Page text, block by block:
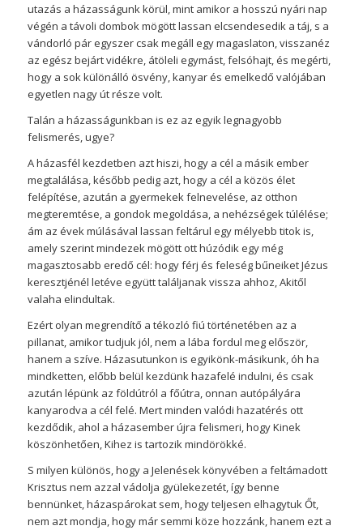
utazás a házasságunk körül, mint amikor a hosszú nyári nap
végén a távoli dombok mögött lassan elcsendesedik a táj, s a
vándorló pár egyszer csak megáll egy magaslaton, visszanéz
az egész bejárt vidékre, átöleli egymást, felsóhajt, és megérti,
hogy a sok különálló ösvény, kanyar és emelkedő valójában
egyetlen nagy út része volt.
Talán a házasságunkban is ez az egyik legnagyobb
felismerés, ugye?
A házasfél kezdetben azt hiszi, hogy a cél a másik ember
megtalálása, később pedig azt, hogy a cél a közös élet
felépítése, azután a gyermekek felnevelése, az otthon
megteremtése, a gondok megoldása, a nehézségek túlélése;
ám az évek múlásával lassan feltárul egy mélyebb titok is,
amely szerint mindezek mögött ott húzódik egy még
magasztosabb eredő cél: hogy férj és feleség bűneiket Jézus
keresztjénél letéve együtt találjanak vissza ahhoz, Akitől
valaha elindultak.
Ezért olyan megrendítő a tékozló fiú történetében az a
pillanat, amikor tudjuk jól, nem a lába fordul meg először,
hanem a szíve. Házasutunkon is egyikönk-másikunk, óh ha
mindketten, előbb belül kezdünk hazafelé indulni, és csak
azután lépünk az földútról a főútra, onnan autópályára
kanyarodva a cél felé. Mert minden valódi hazatérés ott
kezdődik, ahol a házasember újra felismeri, hogy Kinek
köszönhetően, Kihez is tartozik mindörökké.
S milyen különös, hogy a Jelenések könyvében a feltámadott
Krisztus nem azzal vádolja gyülekezetét, így benne
bennünket, házaspárokat sem, hogy teljesen elhagytuk Őt,
nem azt mondja, hogy már semmi köze hozzánk, hanem ezt a